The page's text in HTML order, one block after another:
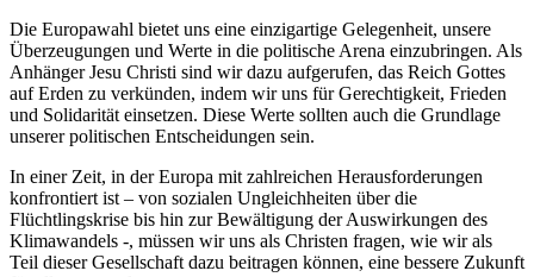
Die Europawahl bietet uns eine einzigartige Gelegenheit, unsere
Überzeugungen und Werte in die politische Arena einzubringen. Als
Anhänger Jesu Christi sind wir dazu aufgerufen, das Reich Gottes
auf Erden zu verkünden, indem wir uns für Gerechtigkeit, Frieden
und Solidarität einsetzen. Diese Werte sollten auch die Grundlage
unserer politischen Entscheidungen sein.
In einer Zeit, in der Europa mit zahlreichen Herausforderungen
konfrontiert ist – von sozialen Ungleichheiten über die
Flüchtlingskrise bis hin zur Bewältigung der Auswirkungen des
Klimawandels -, müssen wir uns als Christen fragen, wie wir als
Teil dieser Gesellschaft dazu beitragen können, eine bessere Zukunft